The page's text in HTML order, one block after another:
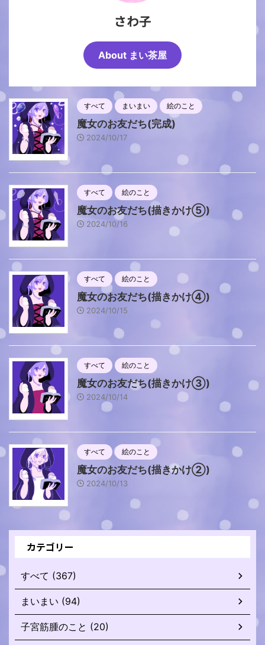
さわ子
About まい茶屋
すべて まいまい 絵のこと
魔女のお友だち(完成)
2024/10/17
すべて 絵のこと
魔女のお友だち(描きかけ⑤)
2024/10/16
すべて 絵のこと
魔女のお友だち(描きかけ④)
2024/10/15
すべて 絵のこと
魔女のお友だち(描きかけ③)
2024/10/14
すべて 絵のこと
魔女のお友だち(描きかけ②)
2024/10/13
カテゴリー
すべて (367)
まいまい (94)
子宮筋腫のこと (20)